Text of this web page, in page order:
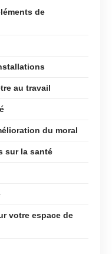
de
au travail
du moral
sur la santé
votre espace de